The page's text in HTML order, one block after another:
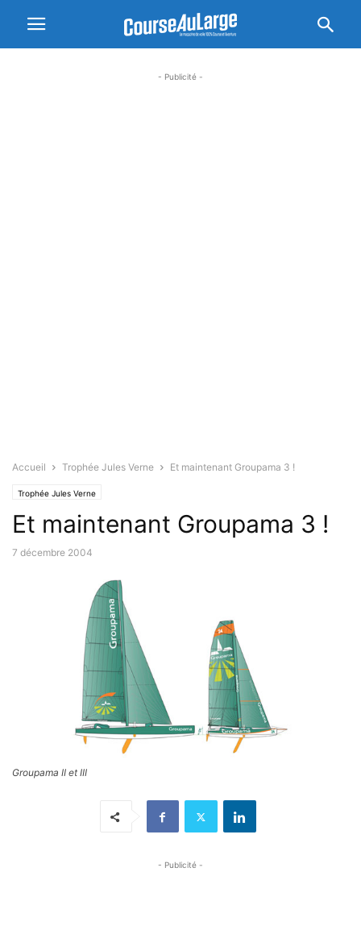
- Publicité -
Accueil Trophée Jules Verne Et maintenant Groupama 3 !
Trophée Jules Verne
Et maintenant Groupama 3 !
7 décembre 2004
Groupama II et III
- Publicité -